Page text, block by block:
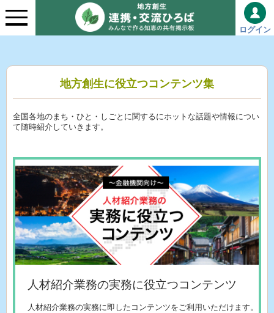
ログイン
地方創生に役立つコンテンツ集
全国各地のまち・ひと・しごとに関するにホットな話題や情報につい
て随時紹介していきます。
人材紹介業務の実務に役立つコンテンツ
人材紹介業務の実務に即したコンテンツをご利用いただけます。